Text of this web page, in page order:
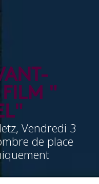
FILM "
Vendredi 3
de place